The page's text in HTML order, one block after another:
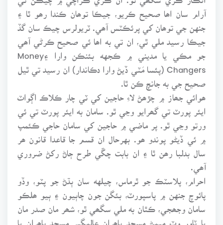
آرام سان اھا صحيح ڪريو، جيڪا توھان ڪندا رھو ٿا ۽
جنهن جي توھان کي پرئڪٽس آھي. ٽريولرس چيڪ سان گڏ
جيڪا رسيد ملي ٿي، ان تي به اھا ئي صحيح ڪرڻي آھي
Changers (پئسا مَٽي ڏيڻ وارا دڪاندار) ان رسيد تي ٿيل
صحيح جي به جانچ ڪن ٿا.
ھوائي جھاز ۾ چڙھڻ لاءِ حاجين کي ٽي چار ڪلاڪ اڳواٽ
ايئر پورٽ تي گھرايو وڃي ٿو. سامان به ايئر پورٽ تي ئي
ورتو وڃي ٿو. پر ماضي ۾ حاجين کي سامان حاجي ڪئمپ
۾ ئي ڏيڻو پوندو ھو. بهرحال ان قسم جا قاعدا قانون ھر
سال بدلبا رھن ٿا ۽ ان بابت چڱي طرح ڄاڻ رکڻ ضروري
آھي.
احرام، پلاسٽڪ جو ٿرماس، چيلهه سان ٻڌڻ جو پٽو، وڏو
پائوچ جنهن ۾ پاسپورٽ، بئگن جون چاٻيون ۽ ٻيو ھلڪو
سامان وجھجي، ڪٿان به ملي سگھي ٿو، شھر مان صدر مان
يا ٽاور وٽ ميمڻ مسجد ٻاھران عالمگير مسجد ٻاھران يا